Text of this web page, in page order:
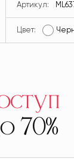
Артикул:
Цвет:
70%